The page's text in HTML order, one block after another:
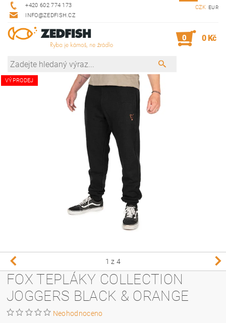
+420 602 774 173
INFO@ZEDFISH.CZ
CZK EUR
0 0 Kč
VÝPRODEJ
1 z 4
FOX TEPLÁKY COLLECTION
JOGGERS BLACK & ORANGE
Neohodnoceno